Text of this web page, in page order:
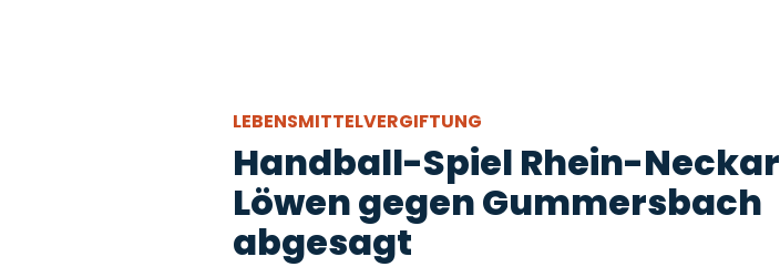
LEBENSMITTELVERGIFTUNG
Handball-Spiel Rhein-Neckar
Löwen gegen Gummersbach
abgesagt